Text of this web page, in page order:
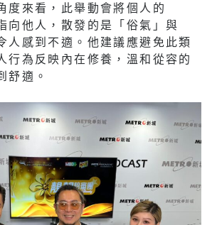
度來看，此舉動會將個人的
向他人，散發的是「俗氣」與
人感到不適。他建議應避免此類
行為反映內在修養，溫和從容的
舒適。